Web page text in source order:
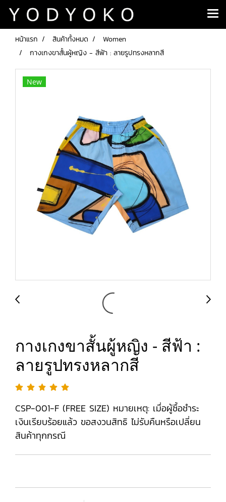
หน้าแรก สินค้าทั้งหมด
Women
กางเกงขาสั้นผู้หญิง - สีฟ้า : ลายรูปทรงหลากสี
New
กางเกงขาสั้นผู้หญิง - สีฟ้า :
ลายรูปทรงหลากสี
CSP-001-F (FREE SIZE) หมายเหตุ: เมื่อผู้ซื้อชำระ
เงินเรียบร้อยแล้ว ขอสงวนสิทธิ ไม่รับคืนหรือเปลี่ยน
สินค้าทุกกรณี